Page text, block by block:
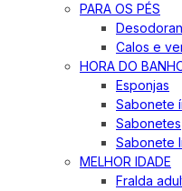
PARA OS PÉS
Calos e
HORA DO
Esponjas
Sabonete
Sabonetes
Sabonete
MELHOR IDADE
Fralda